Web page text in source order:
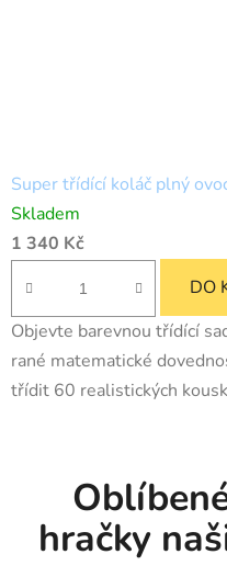
Super třídící koláč plný
Skladem
1 340 Kč
DO
Objevte barevnou třídící
rané matematické
třídit 60 realistických
hračky